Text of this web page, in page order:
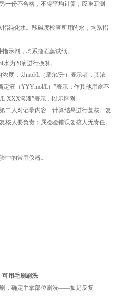
一份不合格，不得平均计算，应重新测
纯化水。酸碱度检查所用的水，均系指
示剂，均系指石蕊试纸。
为20滴进行换算。
度，以mol/L（摩尔/升）表示者，其浓
液（YYYmol/L）”表示；作其他用途不
XXX溶液”表示，以示区别。
二人对记录内容、计算结果进行复核。复
核人要负责；属检验错误复核人无责任。
中的常用仪器。
可用毛刷刷洗
确定手拿部位刷洗——如是反复